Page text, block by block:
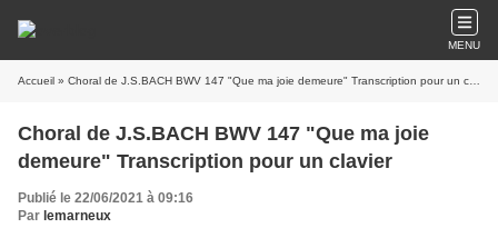
MENU
Accueil » Choral de J.S.BACH BWV 147 "Que ma joie demeure" Transcription pour un clavier
Choral de J.S.BACH BWV 147 "Que ma joie
demeure" Transcription pour un clavier
Publié le 22/06/2021 à 09:16
Par lemarneux